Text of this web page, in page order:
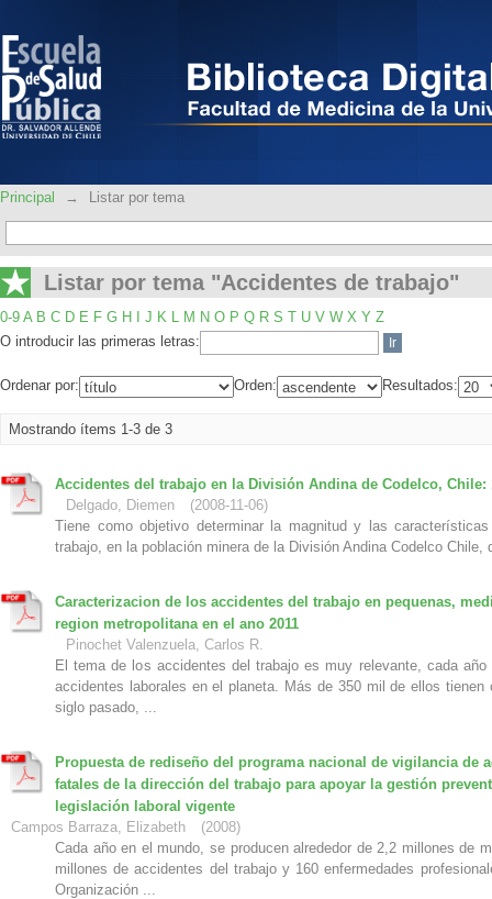
Principal → Listar por tema
Listar por tema "Accidentes de trabajo"
0-9 A B C D E F G H J K L M N O P Q R S T U V W X Y Z
O introducir las primeras letras:
Ordenar por: Orden: Resultados:
Mostrando ítems 1-3 de 3
Accidentes del trabajo en la División Andina de Codelco, Chile:
Delgado, Diemen
(2008-11-06)
Tiene como objetivo determinar la magnitud y las
trabajo, en la población minera de la División Andina Codelco Chile,
Caracterizacion de los accidentes del trabajo en pequenas,
region metropolitana en el ano 2011
Pinochet Valenzuela, Carlos R.
El tema de los accidentes del trabajo es muy relevante, cada
accidentes laborales en el planeta. Más de 350 mil de ellos
siglo pasado, ...
Propuesta de rediseño del programa nacional de vigilancia de
fatales de la dirección del trabajo para apoyar la gestión
legislación laboral vigente
Campos Barraza, Elizabeth
(2008)
Cada año en el mundo, se producen alrededor de 2,2 millones de
millones de accidentes del trabajo y 160 enfermedades
Organización ...